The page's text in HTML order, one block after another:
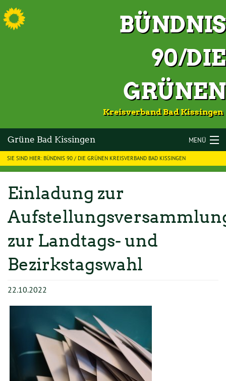
S
BÜNDNIS
90/DIE
GRÜNEN
Kreisverband Bad Kissingen
Grüne Bad Kissingen MENÜ
LANDKREIS BAD KISSINGEN
VOR ORT
SIE SIND HIER: BÜNDNIS 90 / DIE GRÜNEN KREISVERBAND BAD KISSINGEN
Einladung zur
zur Landtags- und
Bezirkstagswahl
22.10.2022